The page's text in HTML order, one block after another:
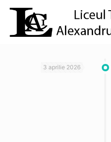
3 aprilie 2026